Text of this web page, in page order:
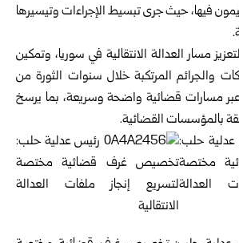
فيها، حيث جرى تبسيط الإجراءات وتيسيرها
مسار العدالة الانتقالية في سوريا، وتمكين
والجرائم المرتكبة خلال سنوات الثورة من
مسارات قضائية واضحة وسريعة، بما يرسخ
بالمؤسسات القضائية.